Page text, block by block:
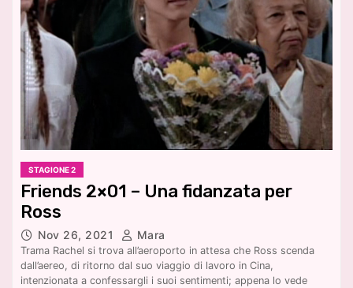
STAGIONE 2
Friends 2×01 – Una fidanzata per
Ross
Nov 26, 2021 Mara
Trama Rachel si trova all’aeroporto in attesa che Ross scenda
dall’aereo, di ritorno dal suo viaggio di lavoro in Cina,
intenzionata a confessargli i suoi sentimenti; appena lo vede